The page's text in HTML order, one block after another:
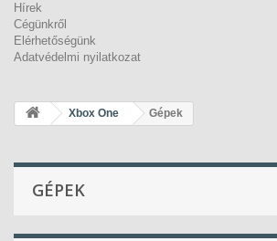
Hírek
Cégünkről
Elérhetőségünk
Adatvédelmi nyilatkozat
Xbox One Gépek
GÉPEK